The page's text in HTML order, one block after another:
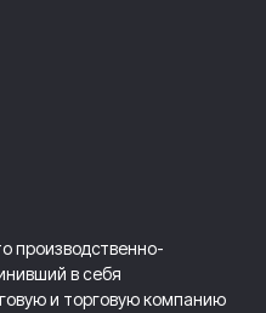
производственно-
в себя
и торговую компанию